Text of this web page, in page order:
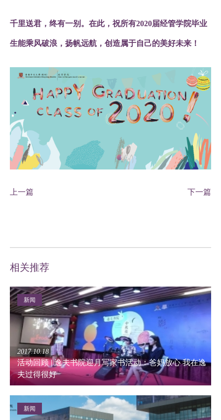
千里送君，终有一别。在此，祝所有2020届经管学院毕业
生能乘风破浪，扬帆远航，创造属于自己的美好未来！
上一篇 下一篇
相关推荐
新闻
2017.10.18
活动回顾 | 逸夫书院迎月写家书活动：爸妈放心 我在逸
夫过得很好
新闻